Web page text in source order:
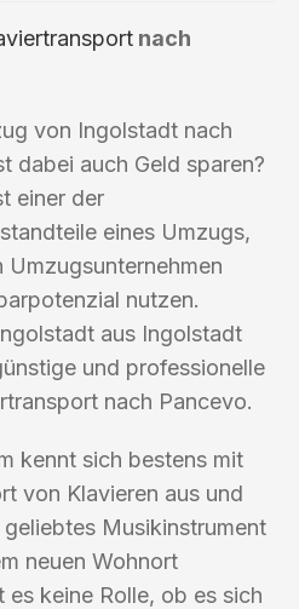
nach
von Ingolstadt nach
dabei auch Geld sparen?
einer der
eines Umzugs,
nutzen.
aus Ingolstadt
und professionelle
nach Pancevo.
kennt sich bestens mit
von Klavieren aus und
Musikinstrument
neuen Wohnort
keine Rolle, ob es sich